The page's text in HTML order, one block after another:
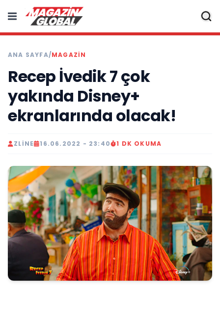
ANA SAYFA/MAGAZIN
Recep İvedik 7 çok
yakında Disney+
ekranlarında olacak!
ZLINE 16.06.2022 - 23:40 1 DK OKUMA